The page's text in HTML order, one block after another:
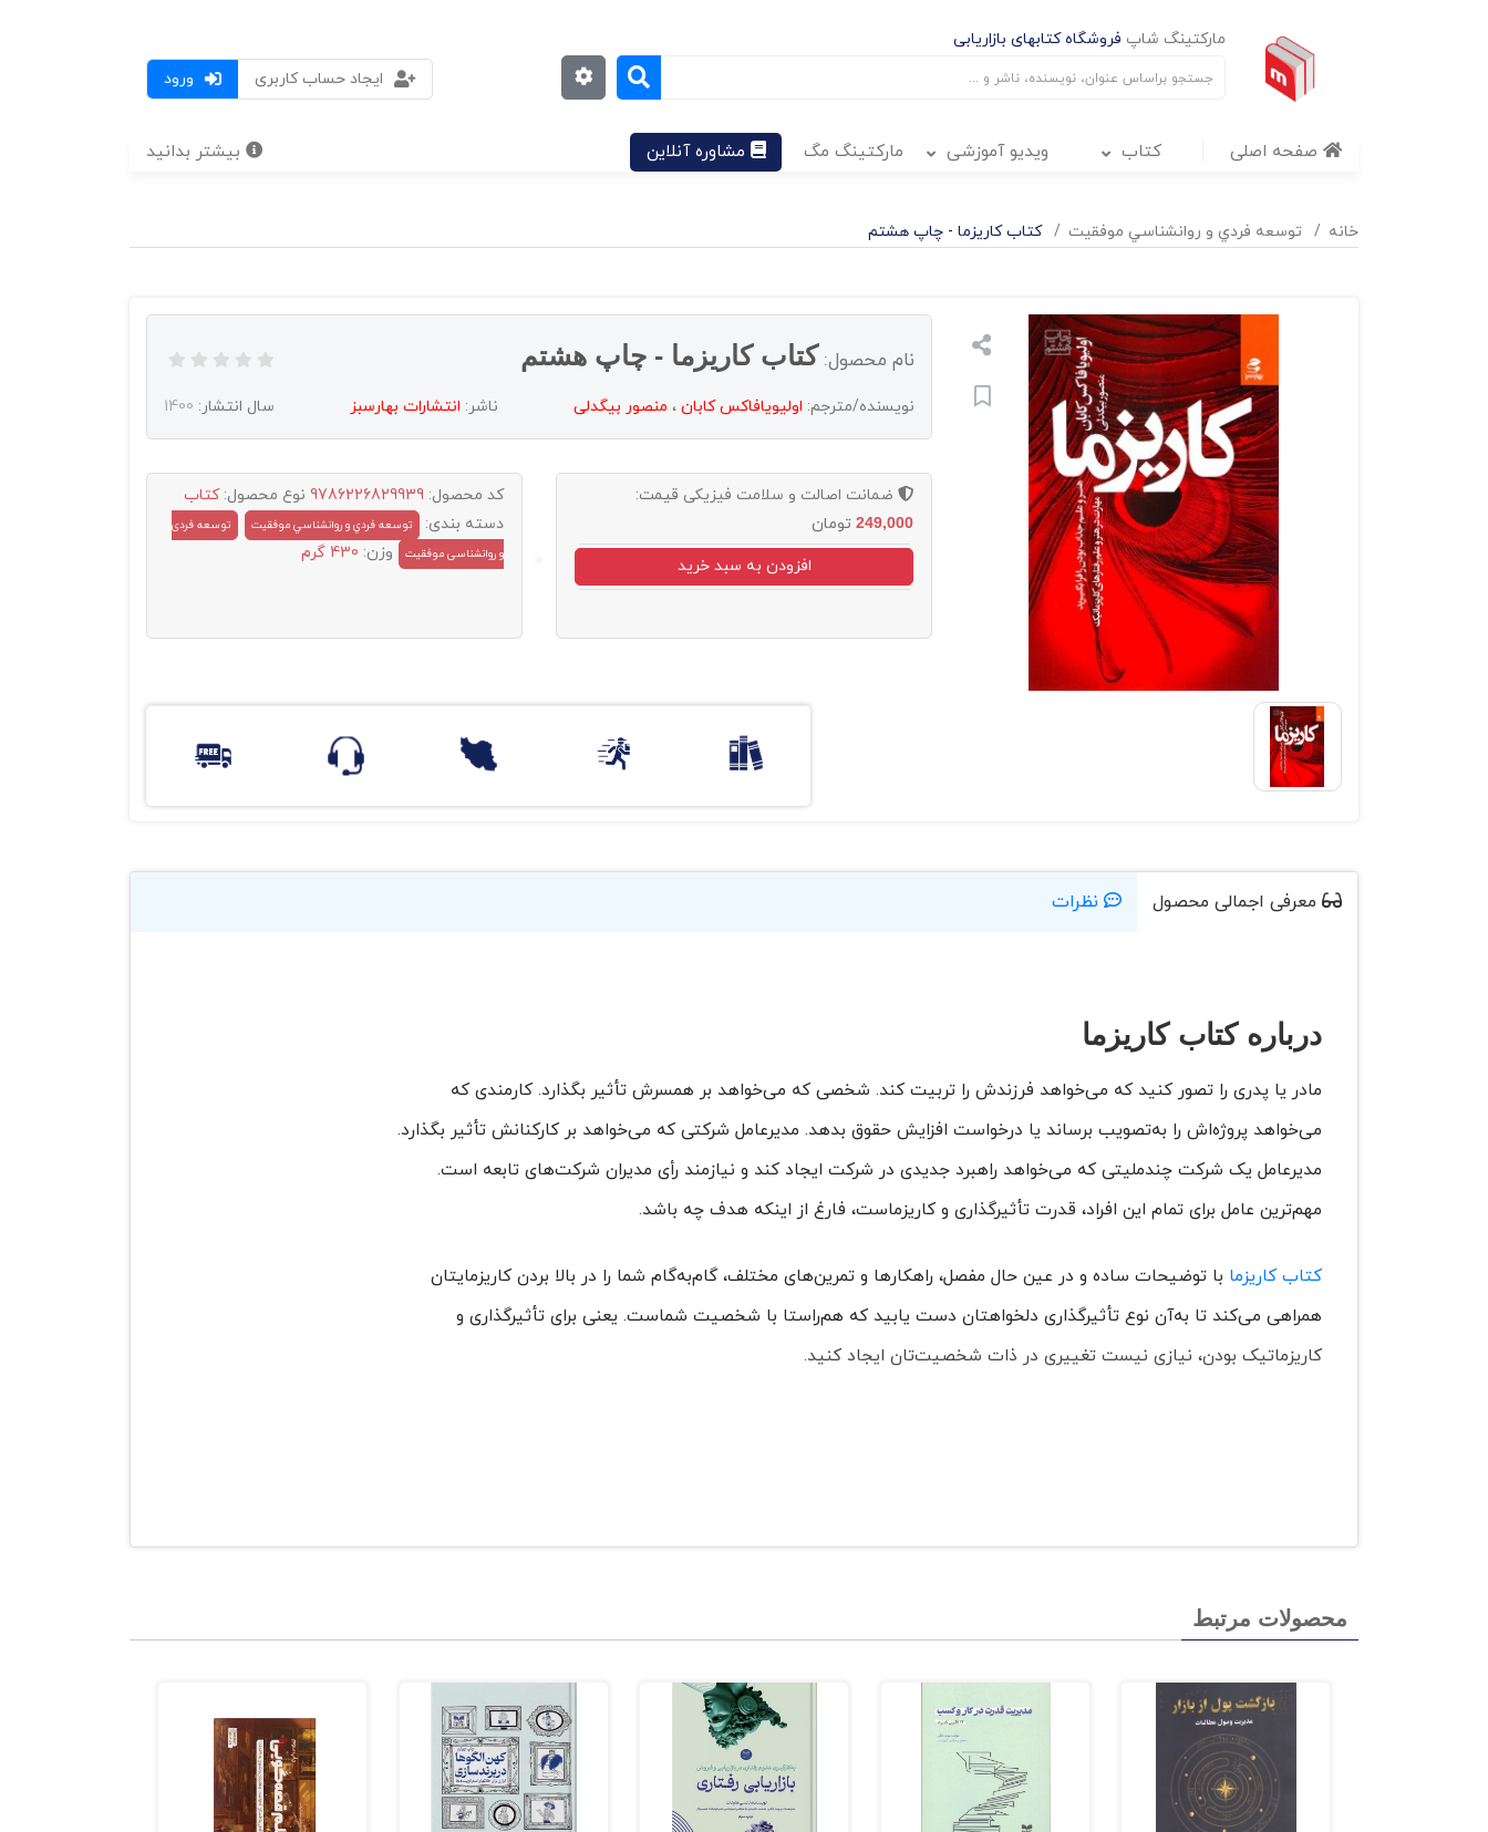
مارکتینگ شاپ فروشگاه کتابهای بازاریابی
ورود
ایجاد حساب کاربری
صفحه اصلی کتاب ویدیو آموزشی مارکتینگ مگ مشاوره آنلاین بیشتر بدانید
خانه توسعه فردي و روانشناسي موفقيت کتاب کاریزما - چاپ هشتم
نام محصول: کتاب کاریزما - چاپ هشتم
نویسنده/مترجم: اولیویافاکس کابان ، منصور بیگدلی ناشر: انتشارات بهارسبز سال انتشار: 1400
ضمانت اصالت و سلامت فیزیکی قیمت:
249,000 تومان
افزودن به سبد خرید
کد محصول: 9786226829939 نوع محصول:کتاب
دسته بندی:
توسعه فردي و روانشناسي موفقيت
توسعه فردی
و روانشناسی موفقیت
وزن: 430 گرم
معرفی اجمالی محصول نظرات
درباره کتاب کاریزما
مادر یا پدری را تصور کنید که می‌خواهد فرزندش را تربیت کند. شخصی که می‌خواهد بر همسرش تأثیر بگذارد. کارمندی که
می‌خواهد پروژه‌اش را به‌تصویب برساند یا درخواست افزایش حقوق بدهد. مدیرعامل شرکتی که می‌خواهد بر کارکنانش تأثیر بگذارد.
مدیرعامل یک شرکت چندملیتی که می‌خواهد راهبرد جدیدی در شرکت ایجاد کند و نیازمند رأی مدیران شرکت‌های تابعه است.
مهم‌ترین عامل برای تمام این افراد، قدرت تأثیرگذاری و کاریزماست، فارغ از اینکه هدف چه باشد.
کتاب کاریزما با توضیحات ساده و در عین حال مفصل، راهکارها و تمرین‌های مختلف، گام‌به‌گام شما را در بالا بردن کاریزمایتان
همراهی می‌کند تا به‌آن نوع تأثیرگذاری دلخواهتان دست یابید که هم‌راستا با شخصیت شماست. یعنی برای تأثیرگذاری و
کاریزماتیک بودن، نیازی نیست تغییری در ذات شخصیت‌تان ایجاد کنید.
محصولات مرتبط